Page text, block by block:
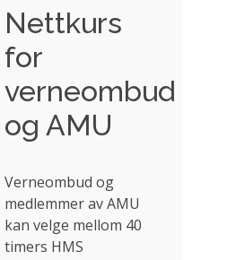
Nettkurs
for
verneombud
og AMU
Verneombud og
medlemmer av AMU
kan velge mellom 40
timers HMS